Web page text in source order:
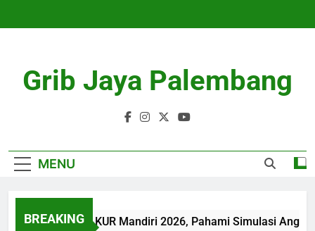
Grib Jaya Palembang
MENU
BREAKINGTabel KUR Mandiri 2026, Pahami Simulasi